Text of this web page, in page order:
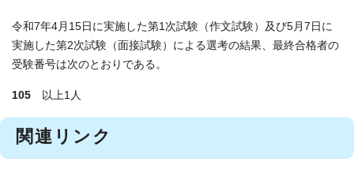
令和7年4月15日に実施した第1次試験（作文試験）及び5月7日に
実施した第2次試験（面接試験）による選考の結果、最終合格者の
受験番号は次のとおりである。
105 以上1人
関連リンク